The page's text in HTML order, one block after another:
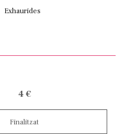
Exhaurides
4 €
Finalitzat